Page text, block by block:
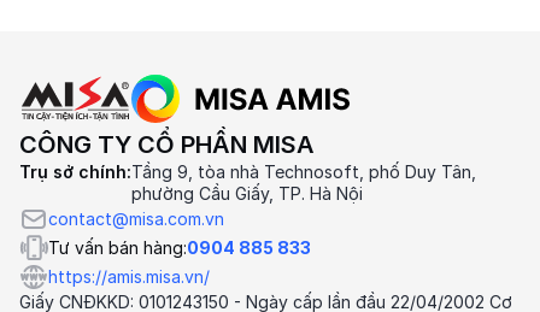
CÔNG TY CỔ PHẦN MISA
Trụ sở chính:Tầng 9, tòa nhà Technosoft, phố Duy Tân,
phường Cầu Giấy, TP. Hà Nội
contact@misa.com.vn
Tư vấn bán hàng:0904 885 833
https://amis.misa.vn/
Giấy CNĐKKD: 0101243150 - Ngày cấp lần đầu 22/04/2002 Cơ